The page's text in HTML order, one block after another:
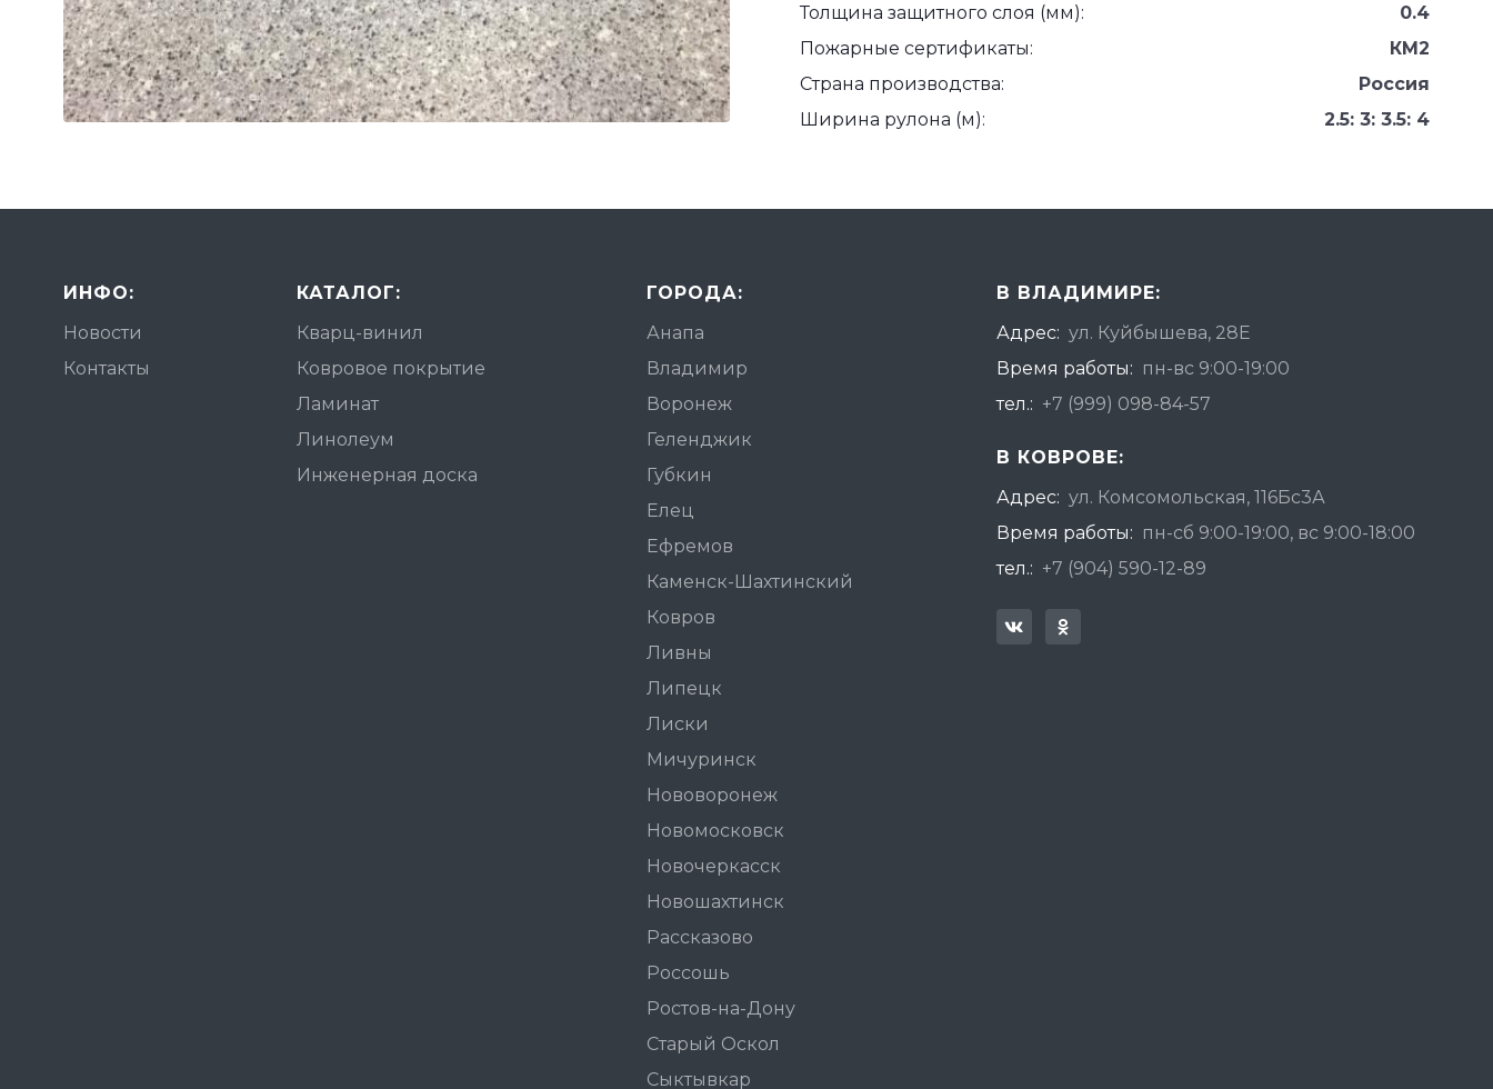
Толщина защитного слоя (мм):
0.4
Пожарные сертификаты:
КМ2
Страна производства:
Россия
Ширина рулона (м):
2.5: 3: 3.5: 4
ИНФО:
Новости
Контакты
КАТАЛОГ:
Кварц-винил
Ковровое покрытие
Ламинат
Линолеум
Инженерная доска
ГОРОДА:
Анапа
Владимир
Воронеж
Геленджик
Губкин
Елец
Ефремов
Каменск-Шахтинский
Ковров
Ливны
Липецк
Лиски
Мичуринск
Нововоронеж
Новомосковск
Новочеркасск
Новошахтинск
Рассказово
Россошь
Ростов-на-Дону
Старый Оскол
Сыктывкар
В ВЛАДИМИРЕ:
Адрес: ул. Куйбышева, 28Е
Время работы: пн-вс 9:00-19:00
тел.: +7 (999) 098-84-57
В КОВРОВЕ:
Адрес: ул. Комсомольская, 116Бс3А
Время работы: пн-сб 9:00-19:00, вс 9:00-18:00
тел.: +7 (904) 590-12-89